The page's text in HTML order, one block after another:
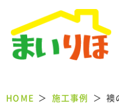
HOME 施工事例 襖